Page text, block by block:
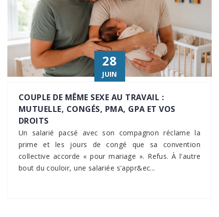
28
JUIN
COUPLE DE MÊME SEXE AU TRAVAIL :
MUTUELLE, CONGÉS, PMA, GPA ET VOS
DROITS
Un salarié pacsé avec son compagnon réclame la
prime et les jours de congé que sa convention
collective accorde « pour mariage ». Refus. À l'autre
bout du couloir, une salariée s'appr&ec...